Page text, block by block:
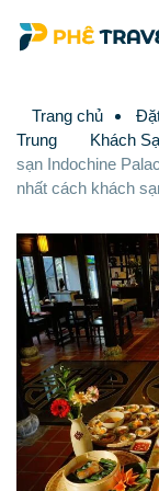
Trang chủ
Trung
Khách
sạn Indochine
nhất cách khách